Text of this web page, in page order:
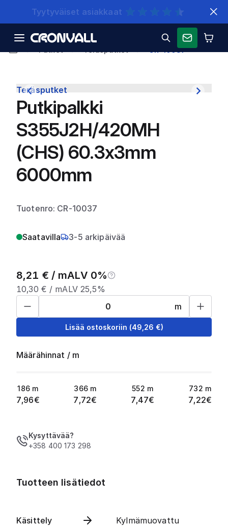
Nopeat toimitukset
CR-10037
Teräsputket
Putkipalkki
S355J2H/420MH
(CHS) 60.3x3mm
6000mm
Tuotenro: CR-10037
Saatavilla 3-5 arkipäivää
8,21 € / mALV 0%
10,30 € / mALV 25,5%
m
Lisää ostoskoriin (49,26 €)
Määrähinnat / m
186 m
7,96€
366 m
7,72€
552 m
7,47€
732 m
7,22€
Kysyttävää?
+358 400 173 298
Tuotteen lisätiedot
Käsittely
Kylmämuovattu